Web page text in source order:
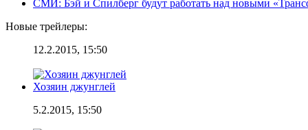
СМИ: Бэй и Спилберг будут работать над новыми
Новые трейлеры:
12.2.2015, 15:50
Хозяин джунглей
5.2.2015, 15:50